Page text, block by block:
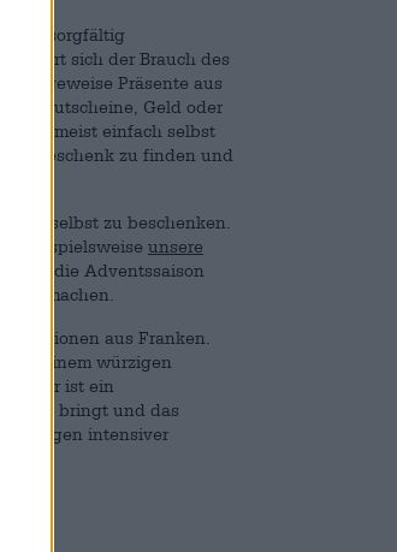
mit sorgfältig
verliert sich der Brauch des
bergeweise Präsente aus
Gutscheine, Geld oder
meist einfach selbst
Geschenk zu finden und
selbst zu beschenken.
beispielsweise unsere
für die Adventssaison
machen.
aus Franken.
einem würzigen
ist ein
Glas bringt und das
Reigen intensiver